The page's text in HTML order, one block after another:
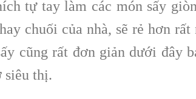
tự tay làm các món sấy
chuối của nhà, sẽ rẻ hơn rất
cũng rất đơn giản dưới đây
siêu thị.